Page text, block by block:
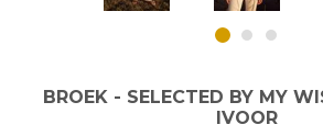
BROEK - SELECTED BY MY
IVOOR